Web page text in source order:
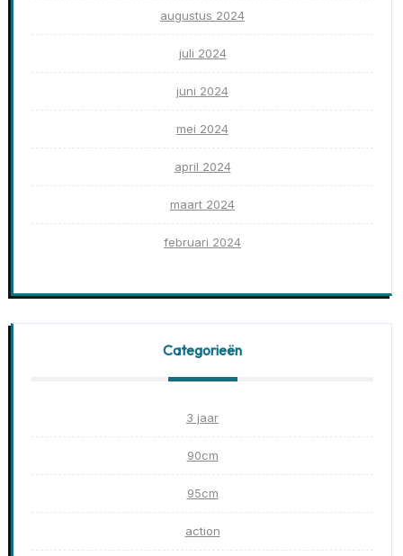
augustus 2024
juli 2024
juni 2024
mei 2024
april 2024
maart 2024
februari 2024
Categorieën
3 jaar
90cm
95cm
action